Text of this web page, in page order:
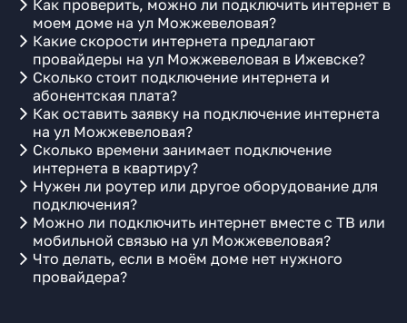
Как проверить, можно ли подключить интернет в
моем доме на ул Можжевеловая?
Какие скорости интернета предлагают
провайдеры на ул Можжевеловая в Ижевске?
Сколько стоит подключение интернета и
абонентская плата?
Как оставить заявку на подключение интернета
на ул Можжевеловая?
Сколько времени занимает подключение
интернета в квартиру?
Нужен ли роутер или другое оборудование для
подключения?
Можно ли подключить интернет вместе с ТВ или
мобильной связью на ул Можжевеловая?
Что делать, если в моём доме нет нужного
провайдера?